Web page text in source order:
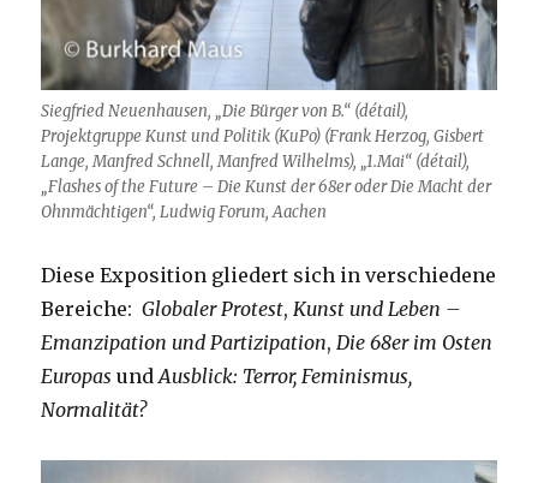
Siegfried Neuenhausen, „Die Bürger von B.“ (détail),
Projektgruppe Kunst und Politik (KuPo) (Frank Herzog, Gisbert
Lange, Manfred Schnell, Manfred Wilhelms), „1.Mai“ (détail),
„Flashes of the Future – Die Kunst der 68er oder Die Macht der
Ohnmächtigen“, Ludwig Forum, Aachen
Diese Exposition gliedert sich in verschiedene
Bereiche:Globaler Protest,Kunst und Leben –
Emanzipation und Partizipation,Die 68er im Osten
Europas undAusblick: Terror, Feminismus,
Normalität?